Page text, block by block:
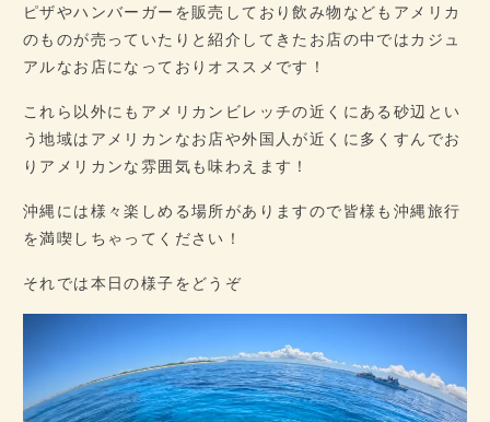
ピザやハンバーガーを販売しており飲み物などもアメリカ
のものが売っていたりと紹介してきたお店の中ではカジュ
アルなお店になっておりオススメです！
これら以外にもアメリカンビレッチの近くにある砂辺とい
う地域はアメリカンなお店や外国人が近くに多くすんでお
りアメリカンな雰囲気も味わえます！
沖縄には様々楽しめる場所がありますので皆様も沖縄旅行
を満喫しちゃってください！
それでは本日の様子をどうぞ